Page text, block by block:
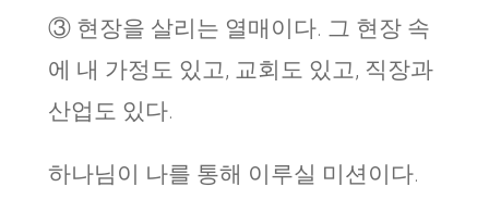
③ 현장을 살리는 열매이다. 그 현장 속
에 내 가정도 있고, 교회도 있고, 직장과
산업도 있다.
하나님이 나를 통해 이루실 미션이다.